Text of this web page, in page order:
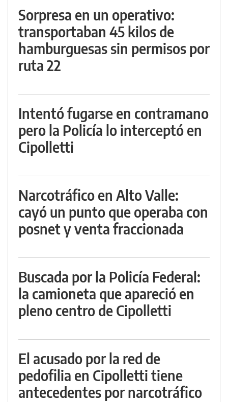
Sorpresa en un operativo:
transportaban 45 kilos de
hamburguesas sin permisos por
ruta 22
Intentó fugarse en contramano
pero la Policía lo interceptó en
Cipolletti
Narcotráfico en Alto Valle:
cayó un punto que operaba con
posnet y venta fraccionada
Buscada por la Policía Federal:
la camioneta que apareció en
pleno centro de Cipolletti
El acusado por la red de
pedofilia en Cipolletti tiene
antecedentes por narcotráfico